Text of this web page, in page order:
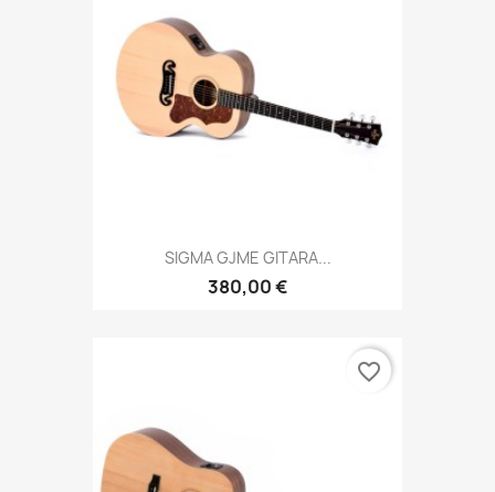
SIGMA GJME GITARA...
380,00 €
favorite_border